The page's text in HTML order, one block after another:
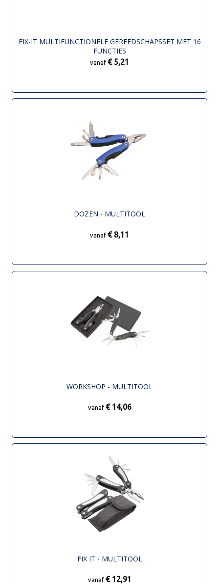
FIX-IT MULTIFUNCTIONELE GEREEDSCHAPSSET MET 16
FUNCTIES
vanaf € 5,21
DOZEN - MULTITOOL
vanaf € 8,11
WORKSHOP - MULTITOOL
vanaf € 14,06
FIX IT - MULTITOOL
vanaf € 12,91